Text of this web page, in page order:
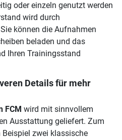
oder einzeln genutzt werden
wird durch
können die Aufnahmen
beladen und das
Ihren Trainingsstand
Details für mehr
FCM wird mit sinnvollem
Ausstattung geliefert. Zum
zwei klassische